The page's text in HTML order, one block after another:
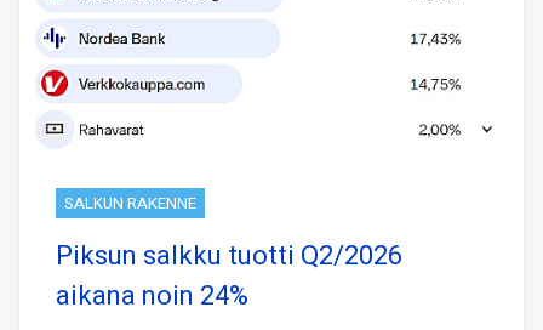
SALKUN RAKENNE
Piksun salkku tuotti Q2/2026
aikana noin 24%